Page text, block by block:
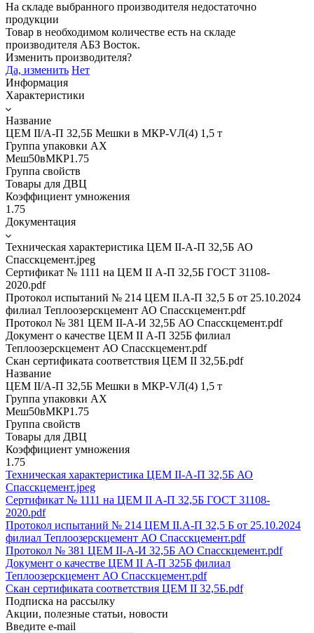
На складе выбранного производителя недостаточно
продукции
Товар в необходимом количестве есть на складе
производителя АБЗ Восток.
Изменить производителя?
Да, изменить Нет
Информация
Характеристики
Название
ЦЕМ II/A-П 32,5Б Мешки в МКР-VЛ(4) 1,5 т
Группа упаковки AX
Меш50вМКР1.75
Группа свойств
Товары для ДВЦ
Коэффициент умножения
1.75
Документация
Техническая характеристика ЦЕМ II-А-П 32,5Б АО
Спасскцемент.jpeg
Сертификат № 1111 на ЦЕМ II А-П 32,5Б ГОСТ 31108-
2020.pdf
Протокол испытаний № 214 ЦЕМ II.А-П 32,5 Б от 25.10.2024
филиал Теплоозерскцемент АО Спасскцемент.pdf
Протокол № 381 ЦЕМ II-А-И 32,5Б АО Спасскцемент.pdf
Документ о качестве ЦЕМ II А-П 325Б филиал
Теплоозерскцемент АО Спасскцемент.pdf
Скан сертификата соответствия ЦЕМ II 32,5Б.pdf
Название
ЦЕМ II/A-П 32,5Б Мешки в МКР-VЛ(4) 1,5 т
Группа упаковки AX
Меш50вМКР1.75
Группа свойств
Товары для ДВЦ
Коэффициент умножения
1.75
Техническая характеристика ЦЕМ II-А-П 32,5Б АО
Спасскцемент.jpeg
Сертификат № 1111 на ЦЕМ II А-П 32,5Б ГОСТ 31108-
2020.pdf
Протокол испытаний № 214 ЦЕМ II.А-П 32,5 Б от 25.10.2024
филиал Теплоозерскцемент АО Спасскцемент.pdf
Протокол № 381 ЦЕМ II-А-И 32,5Б АО Спасскцемент.pdf
Документ о качестве ЦЕМ II А-П 325Б филиал
Теплоозерскцемент АО Спасскцемент.pdf
Скан сертификата соответствия ЦЕМ II 32,5Б.pdf
Подписка на рассылку
Акции, полезные статьи, новости
Введите e-mail